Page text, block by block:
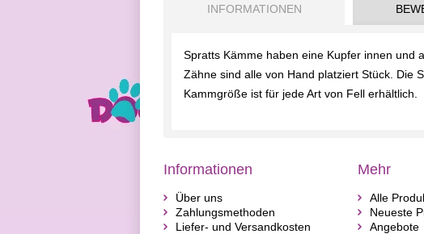
INFORMATIONEN
Spratts Kämme haben eine Kupfer innen und
Zähne sind alle von Hand platziert Stück. Die
Kammgröße ist für jede Art von Fell erhältlich.
Informationen
Über uns
Zahlungsmethoden
Liefer- und Versandkosten
Mehr
Alle
Neueste
Angebote